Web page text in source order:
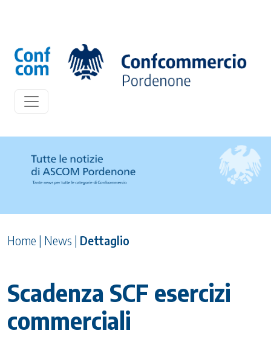
Home | News | Dettaglio
Scadenza SCF esercizi
commerciali